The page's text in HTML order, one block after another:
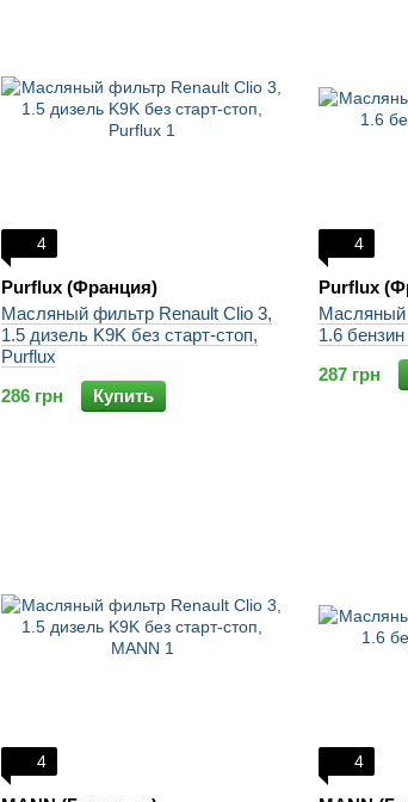
4
Purflux (Франция)
Масляный фильтр Renault Clio 3,
1.5 дизель K9K без старт-стоп,
Purflux
286 грн
Купить
4
Purflux
Масляный
1.6
287 грн
4 4